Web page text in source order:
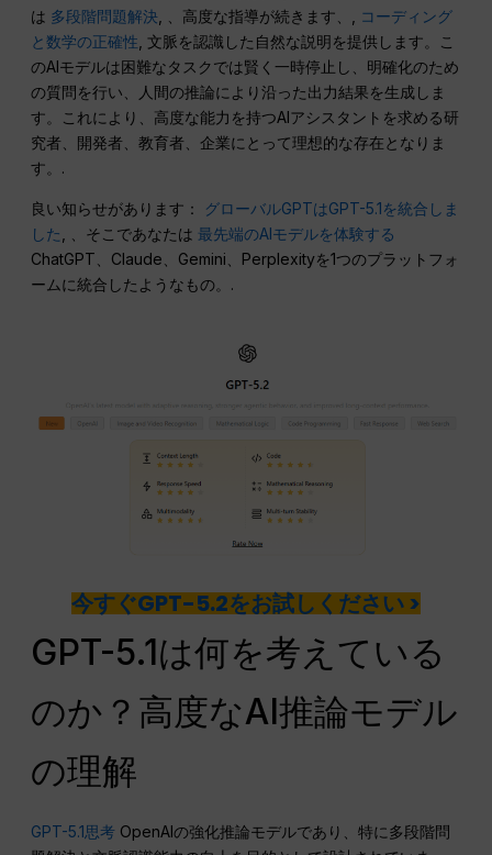
は 多段階問題解決 , 、高度な指導が続きます、, コーディング
と数学の正確性 , 文脈を認識した自然な説明を提供します。こ
のAIモデルは困難なタスクでは賢く一時停止し、明確化のため
の質問を行い、人間の推論により沿った出力結果を生成しま
す。これにより、高度な能力を持つAIアシスタントを求める研
究者、開発者、教育者、企業にとって理想的な存在となりま
す。.
良い知らせがあります： グローバルGPTはGPT-5.1を統合しま
した, 、そこであなたは最先端のAIモデルを体験する
ChatGPT、Claude、Gemini、Perplexityを1つのプラットフォ
ームに統合したようなもの。.
今すぐGPT-5.2をお試しください >
GPT-5.1は何を考えている
のか？高度なAI推論モデル
の理解
GPT-5.1思考 OpenAIの強化推論モデルであり、特に多段階問